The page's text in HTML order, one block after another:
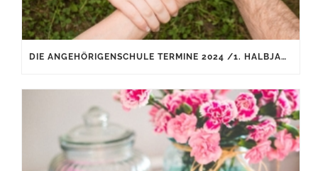
DIE ANGEHÖRIGENSCHULE TERMINE 2024 /1. HALBJAHR